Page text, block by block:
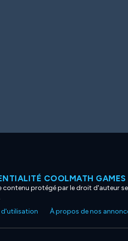
COOLMATH GAMES
contenu protégé par le droit d'auteur
À propos de nos